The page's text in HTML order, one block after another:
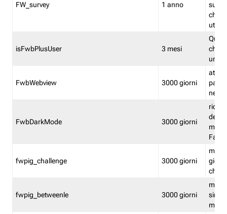
FW_survey 1 anno
utenti
isFwbPlusUser 3 mesi
che
una
FwbWebview 3000 giorni
attiva
FwbDarkMode 3000 giorni
fwpig_challenge 3000 giorni
fwpig_betweenle 3000 giorni